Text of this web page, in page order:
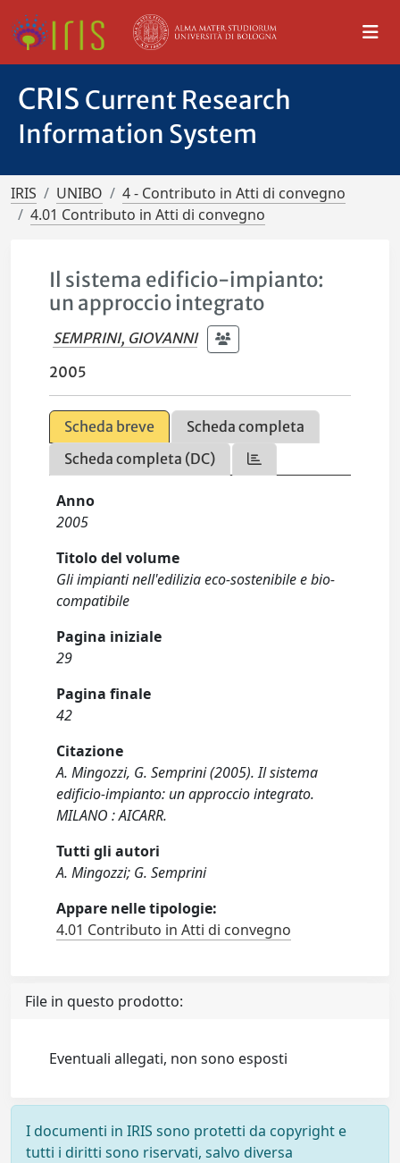
CRIS Current Research
Information System
IRIS UNIBO
4 - Contributo in Atti di convegno
4.01 Contributo in Atti di convegno
Il sistema edificio-impianto:
un approccio integrato
SEMPRINI, GIOVANNI
2005
Scheda breve
Scheda completa
Scheda completa (DC)
Anno
2005
Titolo del volume
Gli impianti nell'edilizia eco-sostenibile e bio-
compatibile
Pagina iniziale
29
Pagina finale
42
Citazione
A. Mingozzi, G. Semprini (2005). Il sistema
edificio-impianto: un approccio integrato.
MILANO : AICARR.
Tutti gli autori
A. Mingozzi; G. Semprini
Appare nelle tipologie:
4.01 Contributo in Atti di convegno
File in questo prodotto:
Eventuali allegati, non sono esposti
I documenti in IRIS sono protetti da copyright e
tutti i diritti sono riservati, salvo diversa